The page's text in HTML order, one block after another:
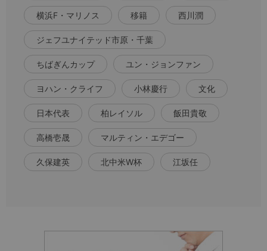
横浜F・マリノス 移籍 西川潤
ジェフユナイテッド市原・千葉
ちばぎんカップ ユン・ジョンファン
ヨハン・クライフ 小林慶行 文化
日本代表 柏レイソル 飯田貴敬
高橋壱晟 マルティン・エデゴー
久保建英 北中米W杯 江坂任